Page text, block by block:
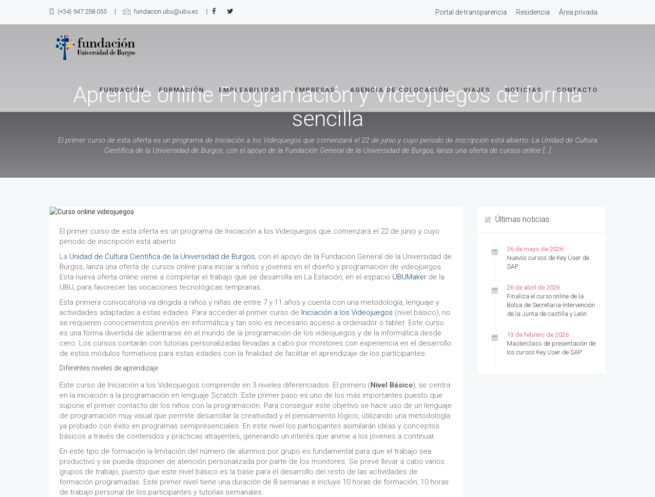
(+34) 947 258 055 fundacion.ubu@ubu.es Portal de transparencia Residencia Área privada
FUNDACIÓN FORMACIÓN EMPLEABILIDAD EMPRESAS AGENCIA DE COLOCACIÓN VIAJES NOTICIAS CONTACTO
Aprende online Programación y Videojuegos de forma
sencilla
El primer curso de esta oferta es un programa de Iniciación a los Videojuegos que comenzará el 22 de junio y cuyo periodo de inscripción está abierto. La Unidad de Cultura
Científica de la Universidad de Burgos, con el apoyo de la Fundación General de la Universidad de Burgos, lanza una oferta de cursos online […]
El primer curso de esta oferta es un programa de Iniciación a los Videojuegos que comenzará el 22 de junio y cuyo
periodo de inscripción está abierto.
La Unidad de Cultura Científica de la Universidad de Burgos, con el apoyo de la Fundación General de la Universidad de
Burgos, lanza una oferta de cursos online para iniciar a niños y jóvenes en el diseño y programación de videojuegos.
Esta nueva oferta online viene a completar el trabajo que se desarrolla en La Estación, en el espacio UBUMaker de la
UBU, para favorecer las vocaciones tecnológicas tempranas.
Esta primera convocatoria va dirigida a niños y niñas de entre 7 y 11 años y cuenta con una metodología, lenguaje y
actividades adaptadas a estas edades. Para acceder al primer curso de Iniciación a los Videojuegos (nivel básico), no
se requieren conocimientos previos en informática y tan solo es necesario acceso a ordenador o tablet. Este curso
es una forma divertida de adentrarse en el mundo de la programación de los videojuegos y de la informática desde
cero. Los cursos contarán con tutorías personalizadas llevadas a cabo por monitores con experiencia en el desarrollo
de estos módulos formativos para estas edades con la finalidad de facilitar el aprendizaje de los participantes.
Diferentes niveles de aprendizaje
Este curso de Iniciación a los Videojuegos comprende en 3 niveles diferenciados. El primero (Nivel Básico), se centra
en la iniciación a la programación en lenguaje Scratch. Este primer paso es uno de los más importantes puesto que
supone el primer contacto de los niños con la programación. Para conseguir este objetivo se hace uso de un lenguaje
de programación muy visual que permite desarrollar la creatividad y el pensamiento lógico, utilizando una metodología
ya probado con éxito en programas semipresenciales. En este nivel los participantes asimilarán ideas y conceptos
básicos a través de contenidos y prácticas atrayentes, generando un interés que anime a los jóvenes a continuar.
En este tipo de formación la limitación del número de alumnos por grupo es fundamental para que el trabajo sea
productivo y se pueda disponer de atención personalizada por parte de los monitores. Se prevé llevar a cabo varios
grupos de trabajo, puesto que este nivel básico es la base para el desarrollo del resto de las actividades de
formación programadas. Este primer nivel tiene una duración de 8 semanas e incluye 10 horas de formación, 10 horas
de trabajo personal de los participantes y tutorías semanales.
Últimas noticias
26 de mayo de 2026
Nuevos cursos de Key User de
SAP
26 de abril de 2026
Finaliza el curso online de la
Bolsa de Secretaría-Intervención
de la Junta de castilla y León
13 de febrero de 2026
Masterclass de presentación de
los cursos Key User de SAP